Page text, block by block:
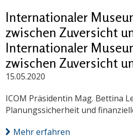
Internationaler
zwischen Zuversicht
Internationaler
zwischen Zuversicht
15.05.2020
ICOM Präsidentin Mag. Bettina
Planungssicherheit und
Mehr erfahren